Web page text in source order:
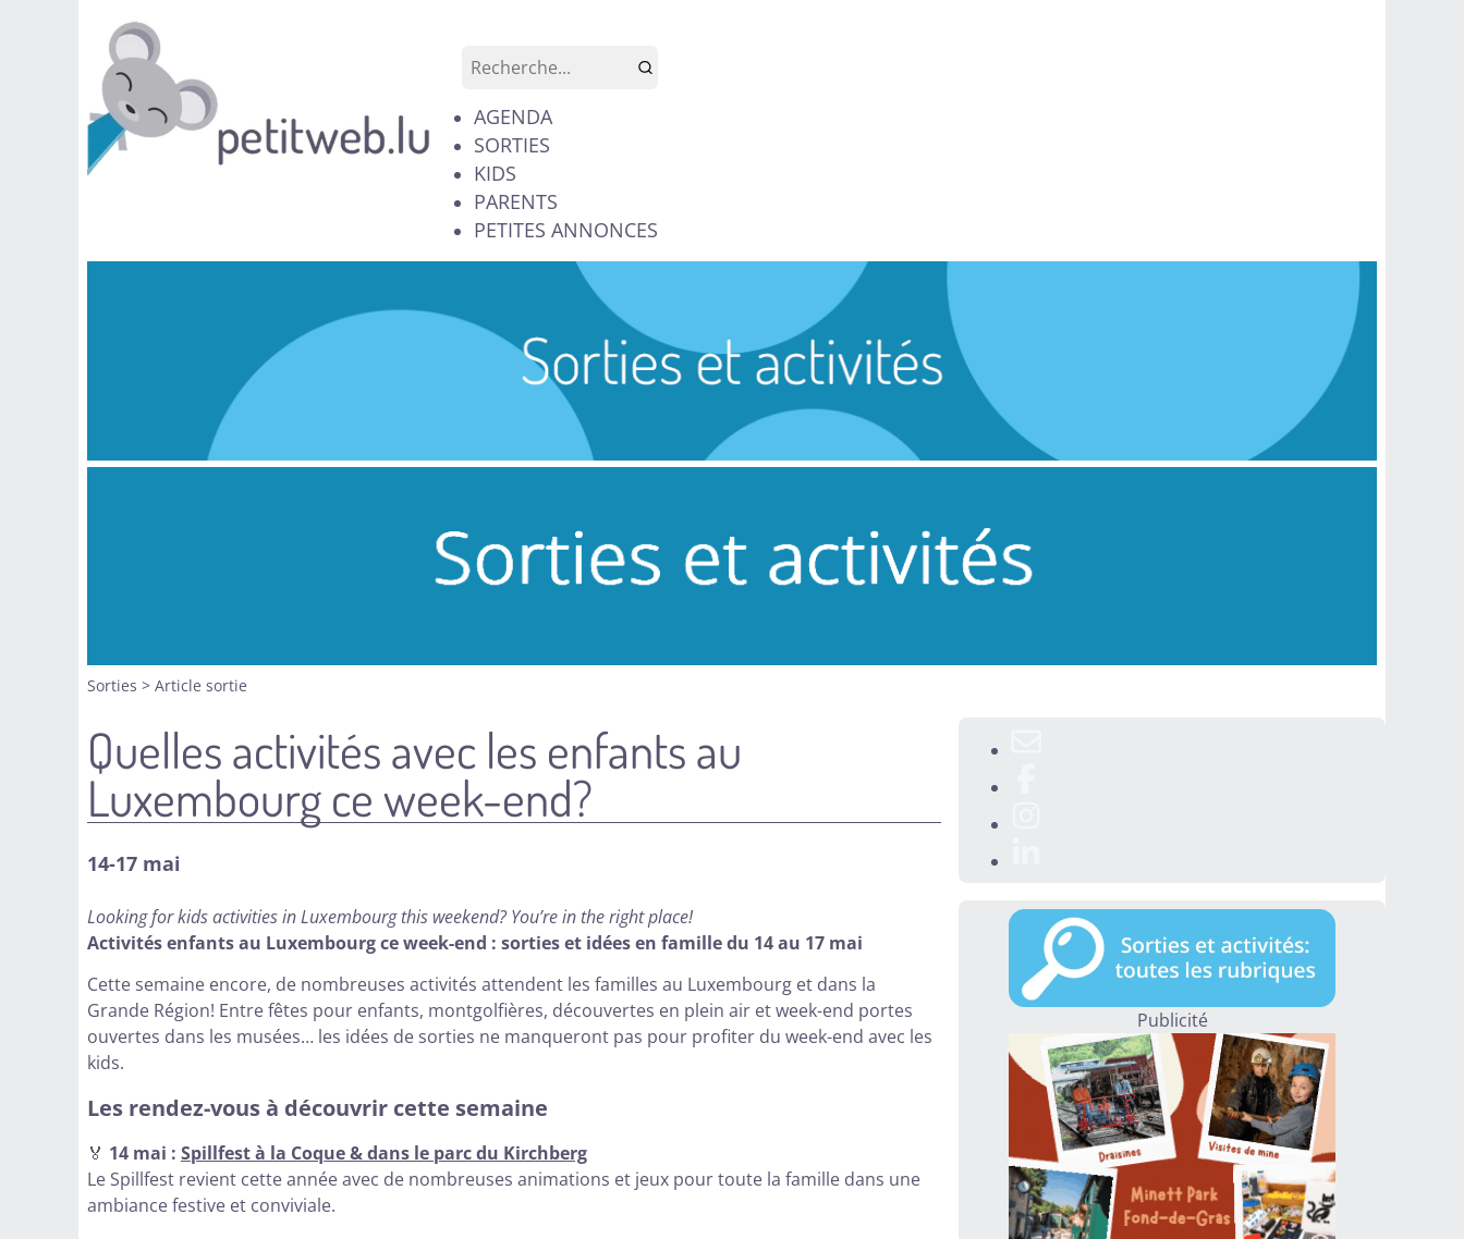
AGENDA
SORTIES
KIDS
PARENTS
PETITES ANNONCES
Sorties > Article sortie
Quelles activités avec les enfants au
Luxembourg ce week-end?
14-17 mai
Looking for kids activities in Luxembourg this weekend? You’re in the right place!
Activités enfants au Luxembourg ce week-end : sorties et idées en famille du 14 au 17 mai
Cette semaine encore, de nombreuses activités attendent les familles au Luxembourg et dans la
Grande Région! Entre fêtes pour enfants, montgolfières, découvertes en plein air et week-end portes
ouvertes dans les musées… les idées de sorties ne manqueront pas pour profiter du week-end avec les
kids.
Les rendez-vous à découvrir cette semaine
🏅 14 mai : Spillfest à la Coque & dans le parc du Kirchberg
Le Spillfest revient cette année avec de nombreuses animations et jeux pour toute la famille dans une
ambiance festive et conviviale.
Publicité